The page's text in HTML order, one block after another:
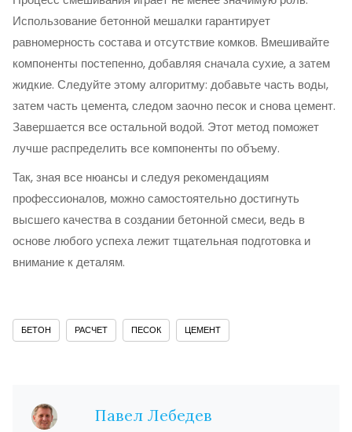
Использование бетонной мешалки гарантирует
равномерность состава и отсутствие комков. Вмешивайте
компоненты постепенно, добавляя сначала сухие, а затем
жидкие. Следуйте этому алгоритму: добавьте часть воды,
затем часть цемента, следом заочно песок и снова цемент.
Завершается все остальной водой. Этот метод поможет
лучше распределить все компоненты по объему.
Так, зная все нюансы и следуя рекомендациям
профессионалов, можно самостоятельно достигнуть
высшего качества в создании бетонной смеси, ведь в
основе любого успеха лежит тщательная подготовка и
внимание к деталям.
БЕТОН РАСЧЕТ ПЕСОК ЦЕМЕНТ
Павел Лебедев